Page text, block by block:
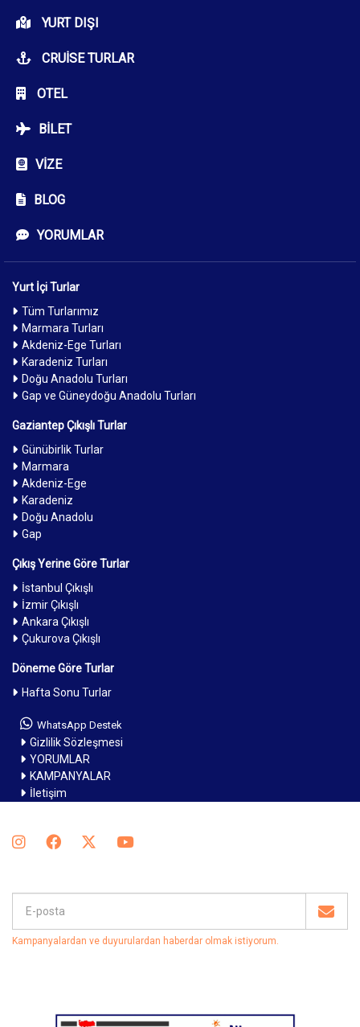
YURT DIŞI
CRUISE TURLAR
OTEL
BILET
VIZE
BLOG
YORUMLAR
Yurt İçi Turlar
Tüm Turlarımız
Marmara Turları
Akdeniz-Ege Turları
Karadeniz Turları
Doğu Anadolu Turları
Gap ve Güneydoğu Anadolu Turları
Gaziantep Çıkışlı Turlar
Günübirlik Turlar
Marmara
Akdeniz-Ege
Karadeniz
Doğu Anadolu
Gap
Çıkış Yerine Göre Turlar
İstanbul Çıkışlı
İzmir Çıkışlı
Ankara Çıkışlı
Çukurova Çıkışlı
Döneme Göre Turlar
Hafta Sonu Turlar
WhatsApp Destek
Gizlilik Sözleşmesi
YORUMLAR
KAMPANYALAR
İletişim
Kampanyalardan ve duyurulardan haberdar olmak istiyorum.